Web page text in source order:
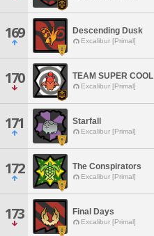
169 Descending Dusk
Excalibur [Primal]
170 TEAM SUPER COOL
Excalibur [Primal]
171 Starfall
Excalibur [Primal]
172 The Conspirators
Excalibur [Primal]
173 Final Days
Excalibur [Primal]